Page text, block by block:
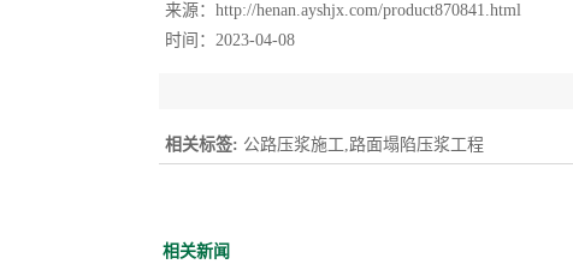
来源： http://henan.ayshjx.com/product870841.html
时间：2023-04-08
相关标签: 公路压浆施工,路面塌陷压浆工程
相关新闻